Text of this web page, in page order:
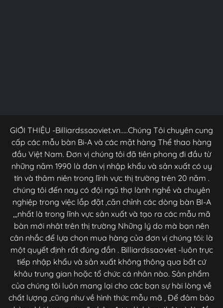
GIỚI THIỆU -Billiardssaoviet.vn.....Chúng Tôi chuyên cung
cấp các mẫu bàn Bi-A và các mặt hàng Thể thao hàng
đầu Việt Nam. Đơn vị chúng tôi đã tiên phong đi đầu từ
những năm 1990 là đơn vị nhập khẩu và sản xuất có uy
tín và thâm niên trong lĩnh vực thị trường trên 20 năm .
chúng tôi đến nay có đội ngũ thợ lành nghề và chuyên
nghiệp trong việc lắp đặt ,căn chỉnh các dòng bàn BI-A
,,,nhất là trong lĩnh vực sản xuất và tạo ra các mẫu mã
bàn mới nhât trên thị trường Những lý do mà bạn nên
cân nhắc để lựa chọn mua hàng của đơn vị chúng tôi: là
một quyết định rất đúng đắn . Billiardssaoviet -luôn trực
tiếp nhập khẩu và sản xuất không thông qua bất cứ
khâu trung gian hoặc tổ chức cá nhân nào. Sản phẩm
của chúng tôi luôn mang lại cho các bạn sự hài lòng về
chất lượng ,cũng như về hình thức mẫu mã , Để đảm bảo